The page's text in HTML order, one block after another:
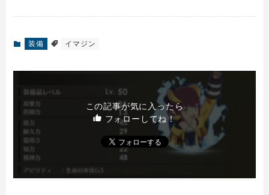
装備 イマジン
この記事が気に入ったら
フォローしてね！